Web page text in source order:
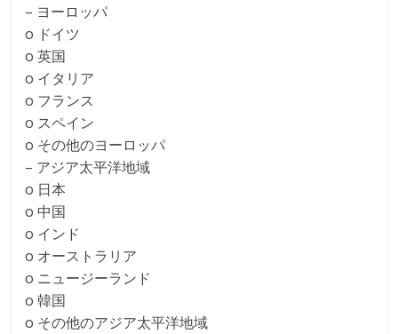
– ヨーロッパ
o ドイツ
o 英国
o イタリア
o フランス
o スペイン
o その他のヨーロッパ
– アジア太平洋地域
o 日本
o 中国
o インド
o オーストラリア
o ニュージーランド
o 韓国
o その他のアジア太平洋地域